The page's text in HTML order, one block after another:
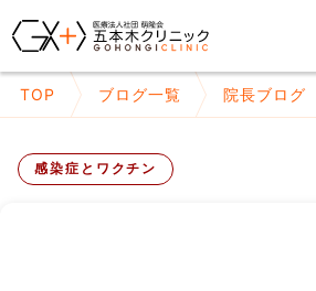
TOP ブログ一覧 院長ブログ
感染症とワクチン